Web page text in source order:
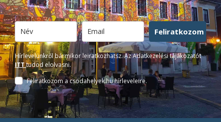
Feliratkozom
Hírlevelünkről bármikor leiratkozhatsz. Az Adatkezelési tájákozatót
ITTtudod elolvasni.
Feliratkozom a csodahelyek.hu hírleveleire.